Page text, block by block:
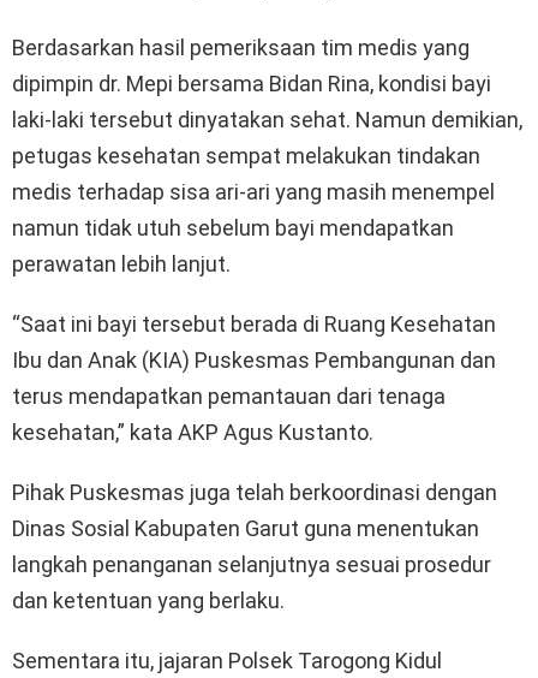
Berdasarkan hasil pemeriksaan tim medis yang
dipimpin dr. Mepi bersama Bidan Rina, kondisi bayi
laki-laki tersebut dinyatakan sehat. Namun demikian,
petugas kesehatan sempat melakukan tindakan
medis terhadap sisa ari-ari yang masih menempel
namun tidak utuh sebelum bayi mendapatkan
perawatan lebih lanjut.
“Saat ini bayi tersebut berada di Ruang Kesehatan
Ibu dan Anak (KIA) Puskesmas Pembangunan dan
terus mendapatkan pemantauan dari tenaga
kesehatan,” kata AKP Agus Kustanto.
Pihak Puskesmas juga telah berkoordinasi dengan
Dinas Sosial Kabupaten Garut guna menentukan
langkah penanganan selanjutnya sesuai prosedur
dan ketentuan yang berlaku.
Sementara itu, jajaran Polsek Tarogong Kidul